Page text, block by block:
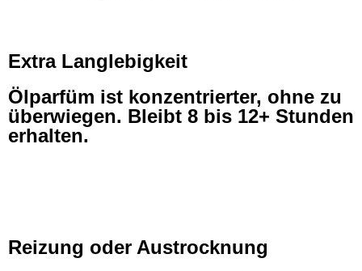
Extra Langlebigkeit
Ölparfüm ist konzentrierter, ohne zu
überwiegen. Bleibt 8 bis 12+ Stunden
erhalten.
Reizung oder Austrocknung